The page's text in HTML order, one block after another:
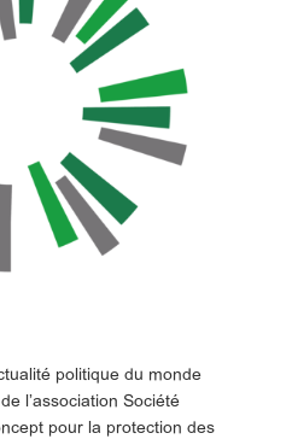
politique du monde
l’association Société
pour la protection des